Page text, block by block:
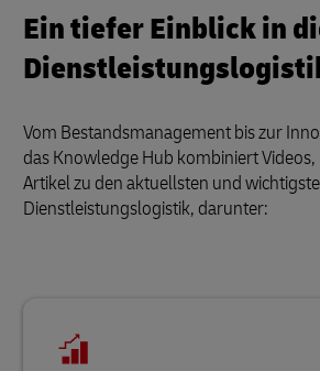
Ein tiefer Einblick in
Vom Bestandsmanagement bis zur
das Knowledge Hub kombiniert
Artikel zu den aktuellsten und
Dienstleistungslogistik, darunter: